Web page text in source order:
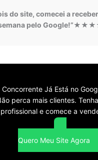
do site, comecei a
pelo Google!”
Concorrente Já Está no
perca mais clientes.
profissional e comece a
Quero Meu Site Agora